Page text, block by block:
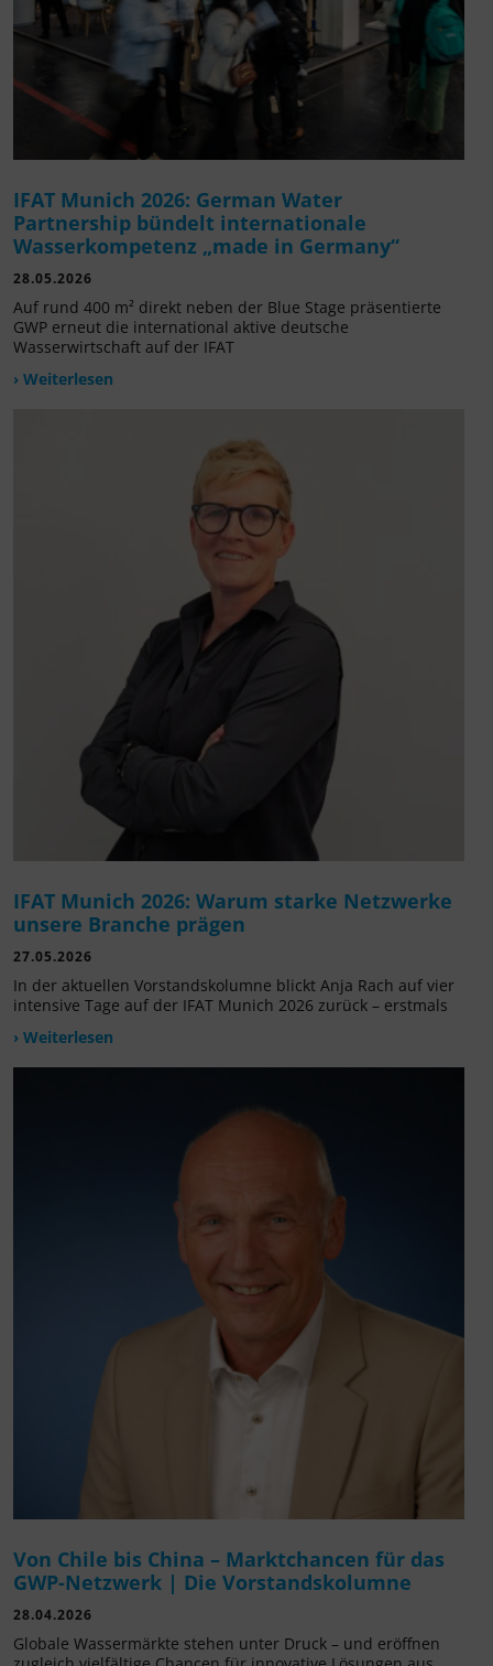
IFAT Munich 2026: German Water
Partnership bündelt internationale
Wasserkompetenz „made in Germany“
28.05.2026
Auf rund 400 m² direkt neben der Blue Stage präsentierte
GWP erneut die international aktive deutsche
Wasserwirtschaft auf der IFAT
› Weiterlesen
IFAT Munich 2026: Warum starke Netzwerke
unsere Branche prägen
27.05.2026
In der aktuellen Vorstandskolumne blickt Anja Rach auf vier
intensive Tage auf der IFAT Munich 2026 zurück – erstmals
› Weiterlesen
Von Chile bis China – Marktchancen für das
GWP-Netzwerk | Die Vorstandskolumne
28.04.2026
Globale Wassermärkte stehen unter Druck – und eröffnen